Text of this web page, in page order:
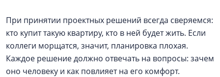
При принятии проектных решений всегда сверяемся:
кто купит такую квартиру, кто в ней будет жить. Если
коллеги морщатся, значит, планировка плохая.
Каждое решение должно отвечать на вопросы: зачем
оно человеку и как повлияет на его комфорт.